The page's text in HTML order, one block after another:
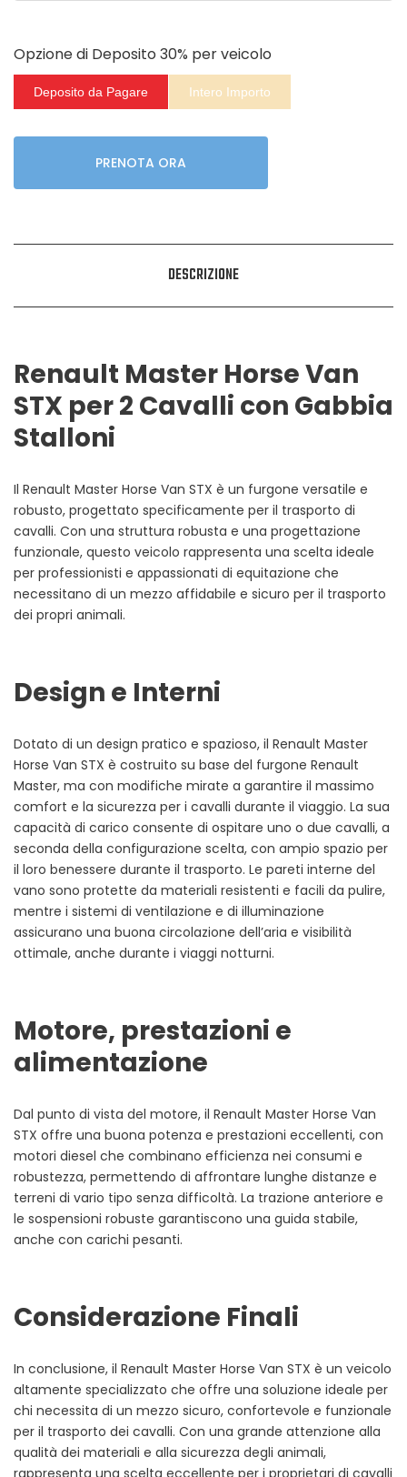
Opzione di Deposito 30% per veicolo
Deposito da Pagare Intero Importo
PRENOTA ORA
DESCRIZIONE
Renault Master Horse Van
STX per 2 Cavalli con Gabbia
Stalloni
Il Renault Master Horse Van STX è un furgone versatile e
robusto, progettato specificamente per il trasporto di
cavalli. Con una struttura robusta e una progettazione
funzionale, questo veicolo rappresenta una scelta ideale
per professionisti e appassionati di equitazione che
necessitano di un mezzo affidabile e sicuro per il trasporto
dei propri animali.
Design e Interni
Dotato di un design pratico e spazioso, il Renault Master
Horse Van STX è costruito su base del furgone Renault
Master, ma con modifiche mirate a garantire il massimo
comfort e la sicurezza per i cavalli durante il viaggio. La sua
capacità di carico consente di ospitare uno o due cavalli, a
seconda della configurazione scelta, con ampio spazio per
il loro benessere durante il trasporto. Le pareti interne del
vano sono protette da materiali resistenti e facili da pulire,
mentre i sistemi di ventilazione e di illuminazione
assicurano una buona circolazione dell’aria e visibilità
ottimale, anche durante i viaggi notturni.
Motore, prestazioni e
alimentazione
Dal punto di vista del motore, il Renault Master Horse Van
STX offre una buona potenza e prestazioni eccellenti, con
motori diesel che combinano efficienza nei consumi e
robustezza, permettendo di affrontare lunghe distanze e
terreni di vario tipo senza difficoltà. La trazione anteriore e
le sospensioni robuste garantiscono una guida stabile,
anche con carichi pesanti.
Considerazione Finali
In conclusione, il Renault Master Horse Van STX è un veicolo
altamente specializzato che offre una soluzione ideale per
chi necessita di un mezzo sicuro, confortevole e funzionale
per il trasporto dei cavalli. Con una grande attenzione alla
qualità dei materiali e alla sicurezza degli animali,